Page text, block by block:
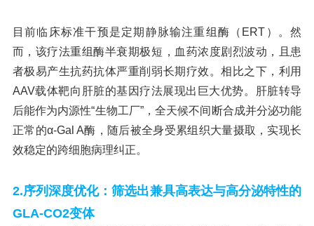
目前临床标准干预是定期静脉输注重组酶（ERT）。然
而，该疗法重组酶半衰期极短，血药浓度剧烈波动，且患
者极易产生抗药抗体严重削弱长期疗效。相比之下，利用
AAV载体靶向肝脏的基因疗法展现出巨大优势。肝脏转导
后能作为内源性“生物工厂”，全天候不间断合成并分泌功能
正常的α-Gal A酶，随后被全身受累组织大量摄取，实现长
效稳定的跨细胞病理纠正。
2.序列深度优化：筛选出兼具高表达与高分泌特性的
GLA-CO2变体